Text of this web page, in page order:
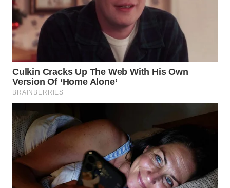
WN
PAKPAK
WN
KARAWANG
WN
BEKASI
WN
BOGOR
DEPOK